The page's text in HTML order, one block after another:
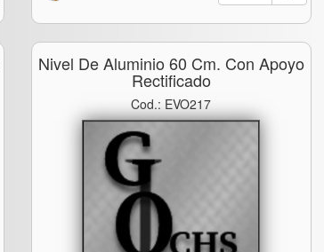
Nivel De Aluminio 60 Cm. Con Apoyo
Rectificado
Cod.: EVO217